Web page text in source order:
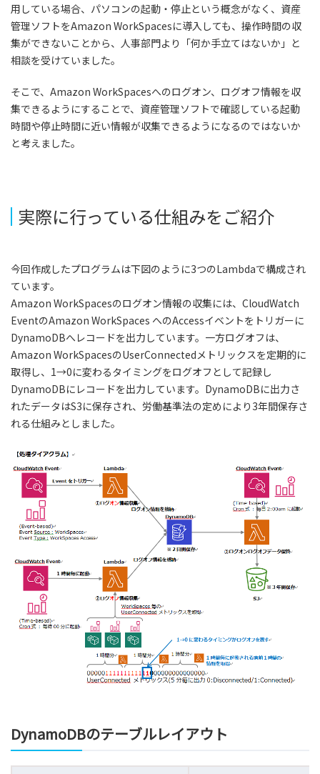
用している場合、パソコンの起動・停止という概念がなく、資産
管理ソフトをAmazon WorkSpacesに導入しても、操作時間の収
集ができないことから、人事部門より「何か手立てはないか」と
相談を受けていました。
そこで、Amazon WorkSpacesへのログオン、ログオフ情報を収
集できるようにすることで、資産管理ソフトで確認している起動
時間や停止時間に近い情報が収集できるようになるのではないか
と考えました。
実際に行っている仕組みをご紹介
今回作成したプログラムは下図のように3つのLambdaで構成され
ています。
Amazon WorkSpacesのログオン情報の収集には、CloudWatch
EventのAmazon WorkSpaces へのAccessイベントをトリガーに
DynamoDBへレコードを出力しています。一方ログオフは、
Amazon WorkSpacesのUserConnectedメトリックスを定期的に
取得し、1→0に変わるタイミングをログオフとして記録し
DynamoDBにレコードを出力しています。DynamoDBに出力さ
れたデータはS3に保存され、労働基準法の定めにより3年間保存さ
れる仕組みとしました。
DynamoDBのテーブルレイアウト